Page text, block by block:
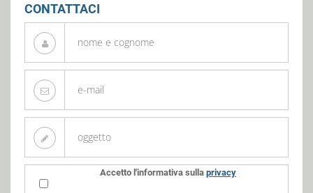
CONTATTACI
Accetto l'informativa sulla privacy